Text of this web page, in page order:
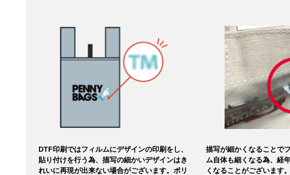
DTF印刷ではフィルムにデザインの印刷をし、
貼り付けを行う為、描写の細かいデザインはき
れいに再現が出来ない場合がございます。ポリ
描写が細かくなることで
ム自体も細くなる為、経
くなることがございます